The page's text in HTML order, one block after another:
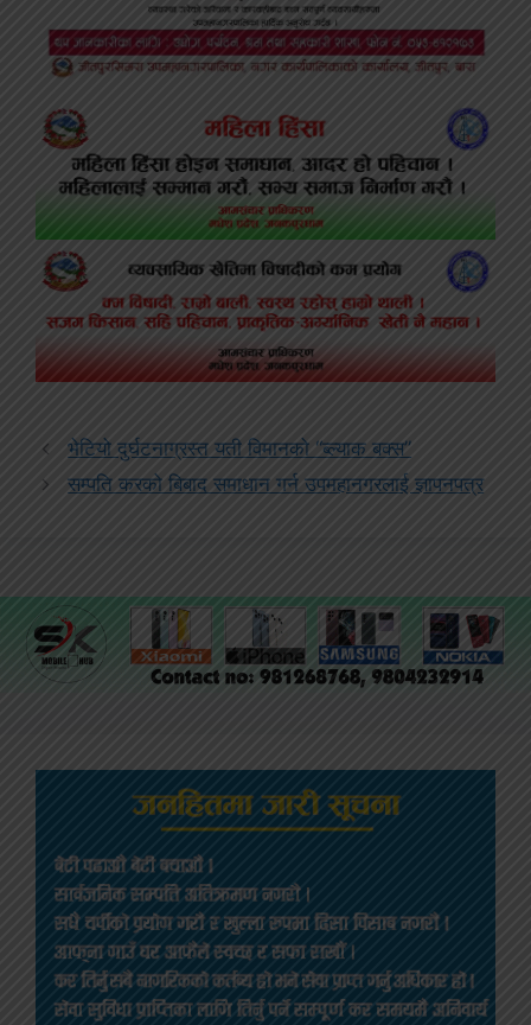
भेटियो दुर्घटनाग्रस्त यती विमानको “ब्ल्याक बक्स”
सम्पति करको बिबाद समाधान गर्न उपमहानगरलाई ज्ञापनपत्र